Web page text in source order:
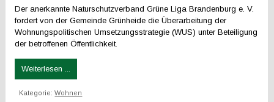
Der anerkannte Naturschutzverband Grüne Liga Brandenburg e. V.
fordert von der Gemeinde Grünheide die Überarbeitung der
Wohnungspolitischen Umsetzungsstrategie (WUS) unter Beteiligung
der betroffenen Öffentlichkeit.
Weiterlesen ...
Kategorie:Wohnen